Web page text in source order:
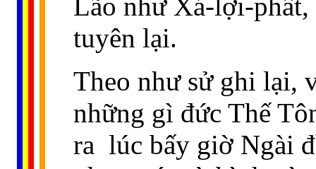
tuyên lại.
Theo như sử ghi lại,
những gì đức Thế
ra lúc bấy giờ Ngài